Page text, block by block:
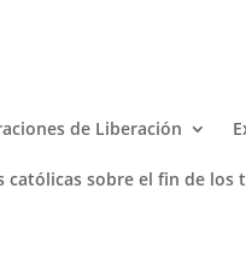
de Liberación
católicas sobre el fin de los